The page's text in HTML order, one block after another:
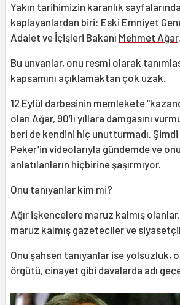
Yakın tarihimizin karanlık
kaplayanlardan biri: Eski Emniyet
Adalet ve İçişleri Bakanı Mehmet Ağar.
Bu unvanlar, onu resmi olarak
kapsamını açıklamaktan çok uzak.
12 Eylül darbesinin memlekete
olan Ağar, 90’lı yıllara damgasını
beri de kendini hiç unutturmadı. Şimdi
Peker’in videolarıyla gündemde ve
anlatılanların hiçbirine şaşırmıyor.
Onu tanıyanlar kim mi?
Ağır işkencelere maruz kalmış
maruz kalmış gazeteciler ve
Onu şahsen tanıyanlar ise yolsuzluk,
örgütü, cinayet gibi davalarda adı